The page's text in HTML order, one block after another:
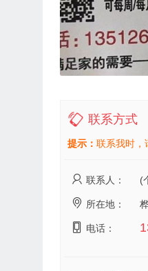
联系方式
提示： 联系我时，
联系人： (
所在地：
电话：